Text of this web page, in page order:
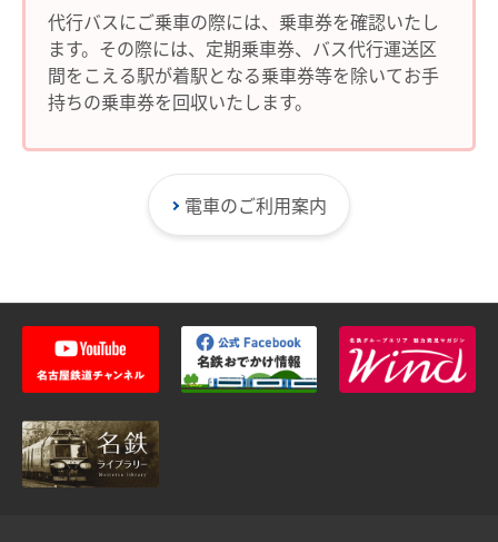
自動券売機・精算機
駅集中管理システム
名鉄出札係員配置駅のご案内
おとなとこども
普通乗車券
定期乗車券
名鉄定期券web予約サービス
特別車両券（ミューチケット）
特別車両券（ミューチケット）
特別車両券の払いもどし
運賃のご案内
乗車券の正しいご利用方法
手回り品
代行バスにご乗車の際には、乗車券を確認いたし
ます。その際には、定期乗車券、バス代行運送区
間をこえる駅が着駅となる乗車券等を除いてお手
持ちの乗車券を回収いたします。
電車のご利用案内